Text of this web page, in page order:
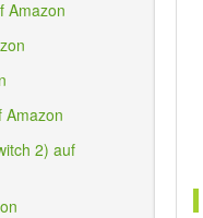
Amazon
Amazon
2) auf